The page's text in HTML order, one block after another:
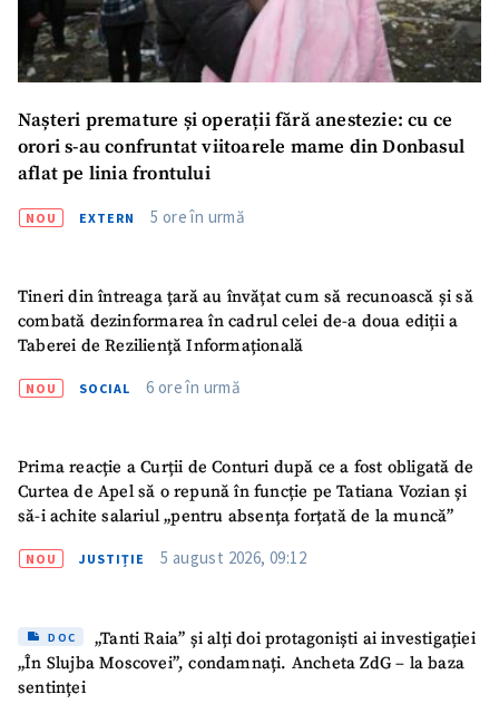
Nașteri premature și operații fără anestezie: cu ce
orori s-au confruntat viitoarele mame din Donbasul
aflat pe linia frontului
NOU EXTERN 5 ore în urmă
Tineri din întreaga țară au învățat cum să recunoască și să
combată dezinformarea în cadrul celei de-a doua ediții a
Taberei de Reziliență Informațională
NOU SOCIAL 6 ore în urmă
Prima reacție a Curții de Conturi după ce a fost obligată de
Curtea de Apel să o repună în funcție pe Tatiana Vozian și
să-i achite salariul „pentru absența forțată de la muncă”
NOU JUSTIȚIE 5 august 2026, 09:12
DOC
„Tanti Raia” și alți doi protagoniști ai investigației
„În Slujba Moscovei”, condamnați. Ancheta ZdG – la baza
sentinței